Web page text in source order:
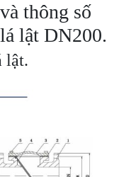
thông số
lật DN200.
lật.